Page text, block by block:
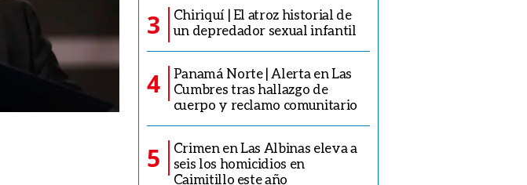
3
Chiriquí | El atroz historial de
un depredador sexual infantil
4
Panamá Norte | Alerta en Las
Cumbres tras hallazgo de
cuerpo y reclamo comunitario
5
Crimen en Las Albinas eleva a
seis los homicidios en
Caimitillo este año